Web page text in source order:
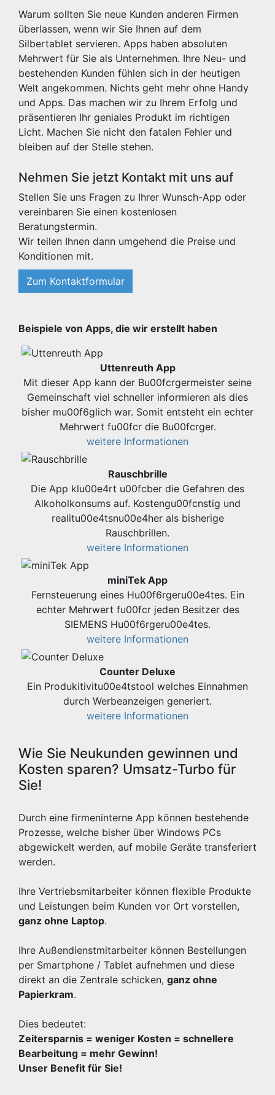
Warum sollten Sie neue Kunden anderen Firmen
überlassen, wenn wir Sie Ihnen auf dem
Silbertablet servieren. Apps haben absoluten
Mehrwert für Sie als Unternehmen. Ihre Neu- und
bestehenden Kunden fühlen sich in der heutigen
Welt angekommen. Nichts geht mehr ohne Handy
und Apps. Das machen wir zu Ihrem Erfolg und
präsentieren Ihr geniales Produkt im richtigen
Licht. Machen Sie nicht den fatalen Fehler und
bleiben auf der Stelle stehen.
Nehmen Sie jetzt Kontakt mit uns auf
Stellen Sie uns Fragen zu Ihrer Wunsch-App oder
vereinbaren Sie einen kostenlosen
Beratungstermin.
Wir teilen Ihnen dann umgehend die Preise und
Konditionen mit.
Zum Kontaktformular
Beispiele von Apps, die wir erstellt haben
Uttenreuth App
Mit dieser App kann der Bu00fcrgermeister seine
Gemeinschaft viel schneller informieren als dies
bisher mu00f6glich war. Somit entsteht ein echter
Mehrwert fu00fcr die Bu00fcrger.
weitere Informationen
Rauschbrille
Die App klu00e4rt u00fcber die Gefahren des
Alkoholkonsums auf. Kostengu00fcnstig und
realitu00e4tsnu00e4her als bisherige
Rauschbrillen.
weitere Informationen
miniTek App
Fernsteuerung eines Hu00f6rgeru00e4tes. Ein
echter Mehrwert fu00fcr jeden Besitzer des
SIEMENS Hu00f6rgeru00e4tes.
weitere Informationen
Counter Deluxe
Ein Produkitivitu00e4tstool welches Einnahmen
durch Werbeanzeigen generiert.
weitere Informationen
Wie Sie Neukunden gewinnen und
Kosten sparen? Umsatz-Turbo für
Sie!
Durch eine firmeninterne App können bestehende
Prozesse, welche bisher über Windows PCs
abgewickelt werden, auf mobile Geräte transferiert
werden.
Ihre Vertriebsmitarbeiter können flexible Produkte
und Leistungen beim Kunden vor Ort vorstellen,
ganz ohne Laptop.
Ihre Außendienstmitarbeiter können Bestellungen
per Smartphone / Tablet aufnehmen und diese
direkt an die Zentrale schicken, ganz ohne
Papierkram.
Dies bedeutet:
Zeitersparnis = weniger Kosten = schnellere
Bearbeitung = mehr Gewinn!
Unser Benefit für Sie!